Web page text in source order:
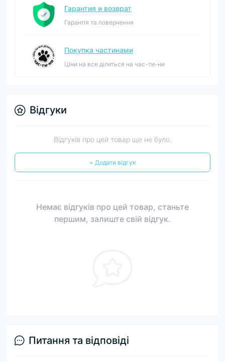
Гарантия и возврат
Гарантія та повернення
Покупка частинами
Ціни на все ділиться на час-ти-ни
Відгуки
Відгуків про цей товар ще не було.
+ Додати відгук
Немає відгуків про цей товар, станьте
першим, залиште свій відгук.
Питання та відповіді